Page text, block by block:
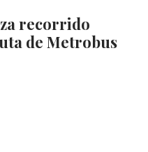
recorrido
de Metrobus